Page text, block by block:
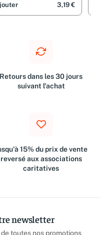
3,19 €
Retours dans les 30 jours
suivant l'achat
15% du prix de vente
reversé aux associations
caritatives
newsletter
toutes nos promotions